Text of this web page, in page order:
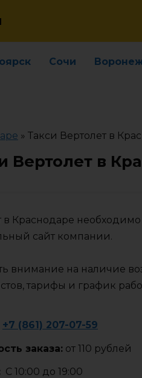
Сочи
» Такси Вертолет в
Вертолет в
в Краснодаре
сайт компании.
внимание на наличие
тарифы и график
+7 (861) 207-07-59
заказа: от 110 рублей
С 10:00 до 19:00